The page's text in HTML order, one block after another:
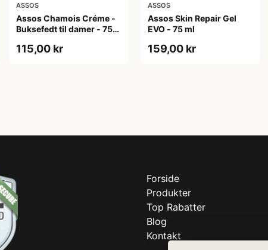
ASSOS
Assos Chamois Créme -
Buksefedt til damer - 75
115,00 kr
ASSOS
Assos Skin Repair Gel
EVO - 75 ml
159,00 kr
Forside
Produkter
Top Rabatter
Blog
Kontakt